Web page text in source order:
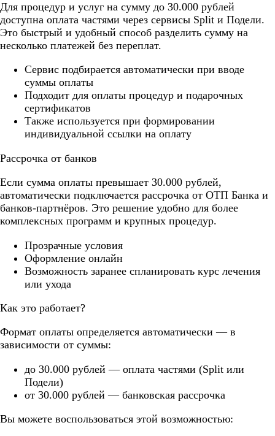
Для процедур и услуг на сумму до 30.000 рублей
доступна оплата частями через сервисы Split и Подели.
Это быстрый и удобный способ разделить сумму на
несколько платежей без переплат.
Cервис подбирается автоматически при вводе
суммы оплаты
Подходит для оплаты процедур и подарочных
сертификатов
Также используется при формировании
индивидуальной ссылки на оплату
Рассрочка от банков
Если сумма оплаты превышает 30.000 рублей,
автоматически подключается рассрочка от ОТП Банка и
банков-партнёров. Это решение удобно для более
комплексных программ и крупных процедур.
Прозрачные условия
Оформление онлайн
Возможность заранее спланировать курс лечения
или ухода
Как это работает?
Формат оплаты определяется автоматически — в
зависимости от суммы:
до 30.000 рублей — оплата частями (Split или
Подели)
от 30.000 рублей — банковская рассрочка
Вы можете воспользоваться этой возможностью: